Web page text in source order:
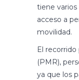
tiene
acceso a
movilidad.
El
(PMR),
ya que los